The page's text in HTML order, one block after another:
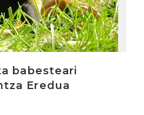
babesteari
Eredua